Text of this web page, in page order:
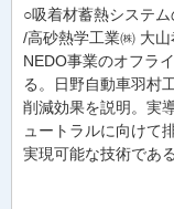
○吸着材蓄熱システム
/高砂熱学工業㈱ 大
NEDO事業のオフラ
る。日野自動車羽村
削減効果を説明。実
ュートラルに向けて
実現可能な技術である